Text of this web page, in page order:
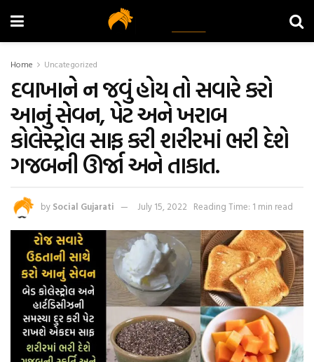
Home Uncategorized
દવાખાને ન જવું હોય તો સવારે કરો
આનું સેવન, પેટ અને ખરાબ
કોલેસ્ટ્રોલ સાફ કરી શરીરમાં ભરી દેશે
ગજબની ઊર્જા અને તાકાત.
by Social Gujarati July 15, 2022 Reading Time: 1 min read